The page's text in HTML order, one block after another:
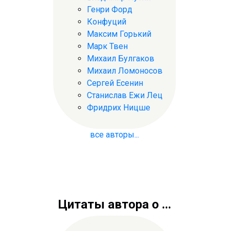
Генри Форд
Конфуций
Максим Горький
Марк Твен
Михаил Булгаков
Михаил Ломоносов
Сергей Есенин
Станислав Ежи Лец
Фридрих Ницше
все авторы...
Цитаты автора о ...